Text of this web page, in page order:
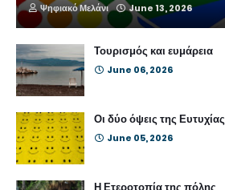
Ψηφιακό Μελάνι June 13, 2026
Τουρισμός και ευμάρεια
June 06, 2026
Οι δύο όψεις της Ευτυχίας
June 05, 2026
Η Ετεροτοπία της πόλης